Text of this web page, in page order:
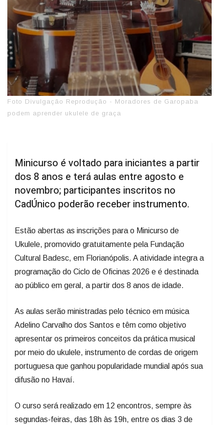
Foto Divulgação Reprodução - Moradores de Garopaba
podem aprender ukulele de graça
Minicurso é voltado para iniciantes a partir
dos 8 anos e terá aulas entre agosto e
novembro; participantes inscritos no
CadÚnico poderão receber instrumento.
Estão abertas as inscrições para o Minicurso de
Ukulele, promovido gratuitamente pela Fundação
Cultural Badesc, em Florianópolis. A atividade integra a
programação do Ciclo de Oficinas 2026 e é destinada
ao público em geral, a partir dos 8 anos de idade.
As aulas serão ministradas pelo técnico em música
Adelino Carvalho dos Santos e têm como objetivo
apresentar os primeiros conceitos da prática musical
por meio do ukulele, instrumento de cordas de origem
portuguesa que ganhou popularidade mundial após sua
difusão no Havaí.
O curso será realizado em 12 encontros, sempre às
segundas-feiras, das 18h às 19h, entre os dias 3 de